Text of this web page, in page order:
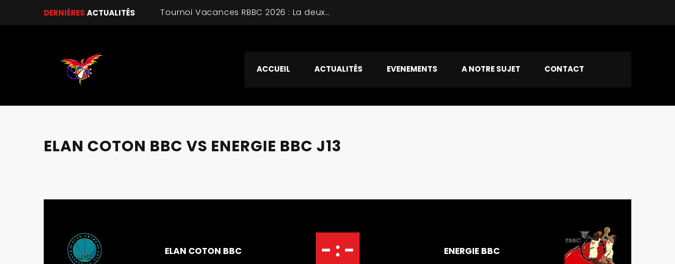
DERNIÈRES ACTUALITÉS Tournoi Vacances RBBC 2026 : La deuxième journée avec des affiches prometteuses
ACCUEIL ACTUALITÉS EVENEMENTS A NOTRE SUJET CONTACT
ELAN COTON BBC VS ENERGIE BBC J13
ELAN COTON BBC - : - ENERGIE BBC